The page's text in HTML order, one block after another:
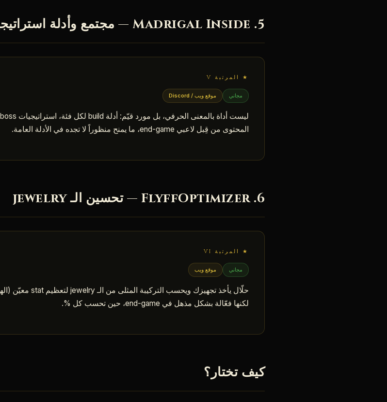
5. Madrigal Inside — مجتمع وأدلة استراتيجية
★ المرتبة V
مجاني موقع ويب / Discord
المحتوى من قِبل لاعبي end-game، ما يمنح منظوراً لا تجده في الأدلة العامة.
6. FlyffOptimizer — تحسين الـ jewelry
★ المرتبة VI
مجاني موقع ويب
لكنها فعّالة بشكل مذهل في end-game، حين تحسب كل %.
كيف تختار؟